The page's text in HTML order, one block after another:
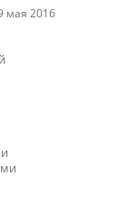
мая 2016